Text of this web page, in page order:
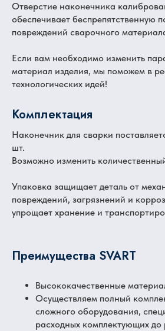
Отверстие наконечника
обеспечивает беспрепятственную
повреждений сварочного
Если вам необходимо изменить
материал изделия, мы поможем в
технологических идей!
Комплектация
Наконечник для сварки
шт.
Возможно изменить
Упаковка защищает деталь от
повреждений, загрязнений и
упрощает хранение и
Преимущества SVART
Высококачественные
Осуществляем полный
сложного оборудования,
расходных комплектующих до